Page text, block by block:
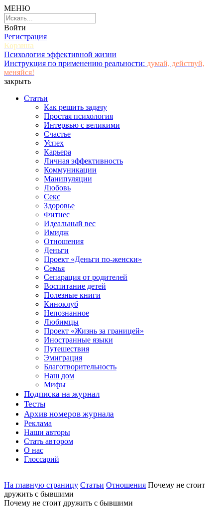
МЕНЮ
Войти
Регистрация
Корзина
Психология эффективной жизни
Инструкция по применению реальности: думай, действуй,
меняйся!
закрыть
Статьи
Как решить задачу
Простая психология
Интервью с великими
Счастье
Успех
Карьера
Личная эффективность
Коммуникации
Манипуляции
Любовь
Секс
Здоровье
Фитнес
Идеальный вес
Имидж
Отношения
Деньги
Проект «Деньги по-женски»
Семья
Сепарация от родителей
Воспитание детей
Полезные книги
Киноклуб
Непознанное
Любимцы
Проект «Жизнь за границей»
Иностранные языки
Путешествия
Эмиграция
Благотворительность
Наш дом
Мифы
Подписка на журнал
Тесты
Архив номеров журнала
Реклама
Наши авторы
Стать автором
О нас
Глоссарий
На главную страницу Статьи Отношения Почему не стоит
дружить с бывшими
Почему не стоит дружить с бывшими